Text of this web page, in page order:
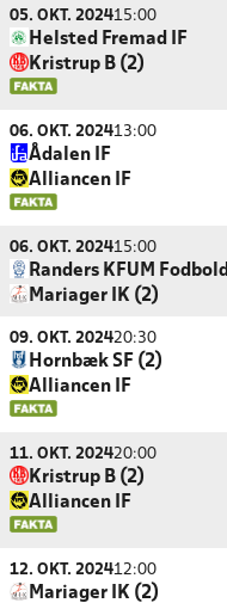
05. OKT. 202415:00
Helsted Fremad IF
Kristrup B (2)
06. OKT. 202413:00
Ådalen IF
Alliancen IF
06. OKT. 202415:00
Randers KFUM Fodbold
Mariager IK (2)
09. OKT. 202420:30
Hornbæk SF (2)
Alliancen IF
11. OKT. 202420:00
Kristrup B (2)
Alliancen IF
12. OKT. 202412:00
Mariager IK (2)